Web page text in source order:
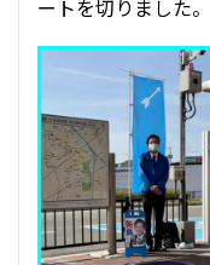
ートを切りました。